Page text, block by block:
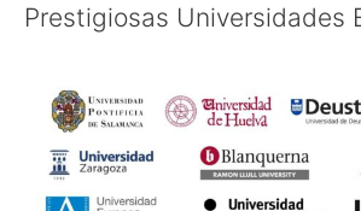
Prestigiosas Universidades